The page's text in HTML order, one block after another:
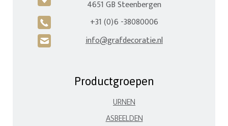
4651 GB Steenbergen
A +31 (0)6 -38080006
H info@grafdecoratie.nl
Productgroepen
URNEN
ASBEELDEN